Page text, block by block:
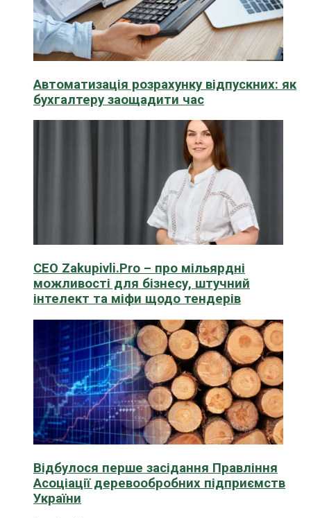
Автоматизація розрахунку відпускних: як
бухгалтеру заощадити час
CEO Zakupivli.Pro – про мільярдні
можливості для бізнесу, штучний
інтелект та міфи щодо тендерів
Відбулося перше засідання Правління
Асоціації деревообробних підприємств
України